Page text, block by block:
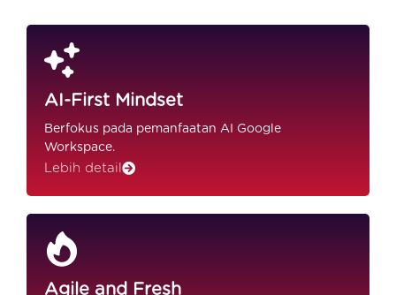
AI-First Mindset
Berfokus pada pemanfaatan AI Google
Workspace.
Lebih detail
Agile and Fresh